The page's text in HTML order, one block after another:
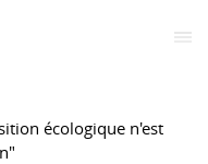
écologique n'est